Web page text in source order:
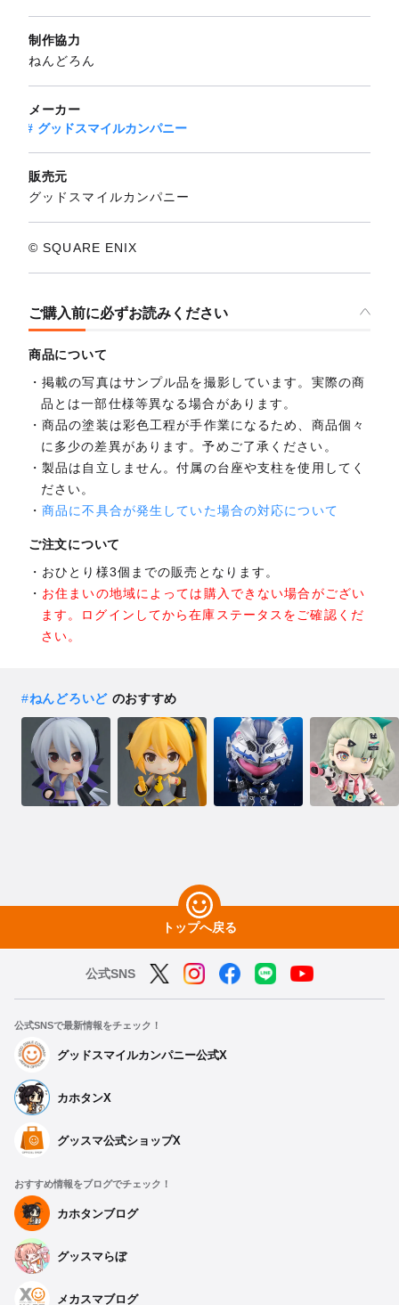
制作協力
ねんどろん
メーカー
グッドスマイルカンパニー
販売元
グッドスマイルカンパニー
© SQUARE ENIX
ご購入前に必ずお読みください
商品について
掲載の写真はサンプル品を撮影しています。実際の商
品とは一部仕様等異なる場合があります。
商品の塗装は彩色工程が手作業になるため、商品個々
に多少の差異があります。予めご了承ください。
製品は自立しません。付属の台座や支柱を使用してく
ださい。
商品に不具合が発生していた場合の対応について
ご注文について
おひとり様3個までの販売となります。
お住まいの地域によっては購入できない場合がござい
ます。ログインしてから在庫ステータスをご確認くだ
さい。
#ねんどろいどのおすすめ
トップへ戻る
公式SNS
公式SNSで最新情報をチェック！
グッドスマイルカンパニー公式X
カホタンX
グッスマ公式ショップX
おすすめ情報をブログでチェック！
カホタンブログ
グッスマらぼ
メカスマブログ